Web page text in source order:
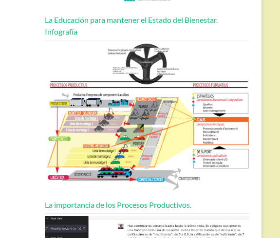
La Educación para mantener el Estado del Bienestar.
Infografía
La importancia de los Procesos Productivos.